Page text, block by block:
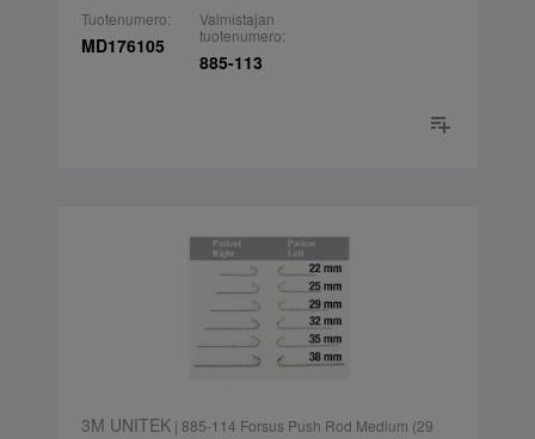
Tuotenumero:
MD176105
Valmistajan
tuotenumero:
885-113
3M UNITEK| 885-114 Forsus Push Rod Medium (29